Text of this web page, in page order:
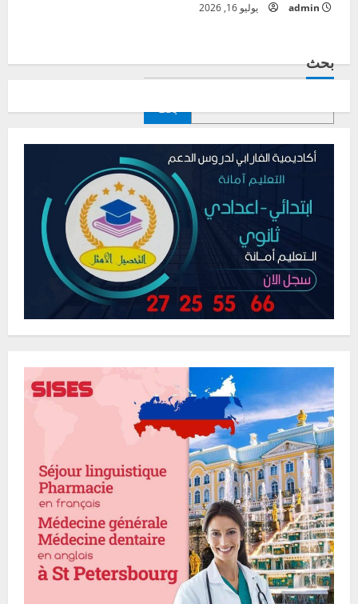
admin يوليو 16, 2026
بحث
بحث